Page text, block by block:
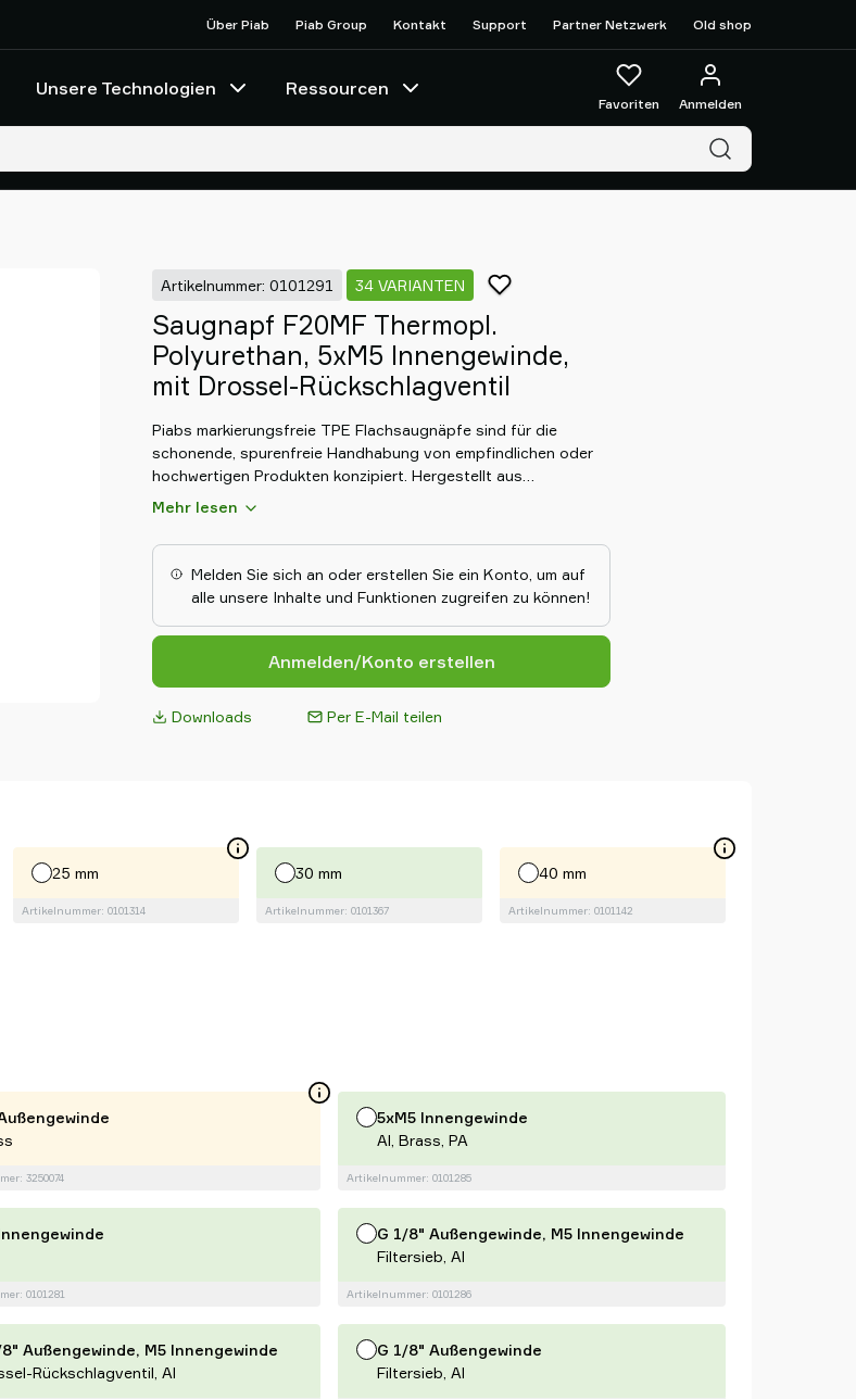
Über Piab Piab Group Kontakt Support Partner Netzwerk Old shop
Unsere Technologien Ressourcen
Favoriten Anmelden
Artikelnummer: 0101291 34 VARIANTEN
Saugnapf F20MF Thermopl.
Polyurethan, 5xM5 Innengewinde,
mit Drossel-Rückschlagventil
Piabs markierungsfreie TPE Flachsaugnäpfe sind für die
schonende, spurenfreie Handhabung von empfindlichen oder
hochwertigen Produkten konzipiert. Hergestellt aus
hochentwickeltem thermoplastischem Elastomer (TPE), bieten
Oberflächen, bei denen das Aussehen entscheidend ist. Das
flache Konstruktion sorgt für ein stabiles und sicheres Heben,
wodurch sie sich perfekt für Elektronik, Glas und Fertigwaren
Mehr lesen
Melden Sie sich an oder erstellen Sie ein Konto, um auf
alle unsere Inhalte und Funktionen zugreifen zu können!
Anmelden/Konto erstellen
Downloads Per E-Mail teilen
25 mm
Artikelnummer: 0101314
30 mm
Artikelnummer: 0101367
40 mm
Artikelnummer: 0101142
3250074
5xM5 Innengewinde
Al, Brass, PA
Artikelnummer: 0101285
0101281
G 1/8" Außengewinde, M5 Innengewinde
Filtersieb, Al
Artikelnummer: 0101286
8" Außengewinde, M5 Innengewinde
Rückschlagventil, Al
G 1/8" Außengewinde
Filtersieb, Al